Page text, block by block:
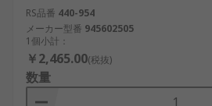
TVソケット
ラジオ(FM)ソケット
SAT (衛星)ソケット
RS品番 440-954
メーカー型番 945602505
1個小計：
￥2,465.00(税抜)
数量